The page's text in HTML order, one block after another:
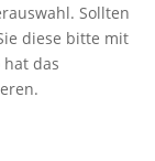
Sollten
diese bitte mit
das